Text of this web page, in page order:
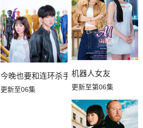
今晚也要和连环杀手约会
更新至06集
机器人女友
更新至第06集